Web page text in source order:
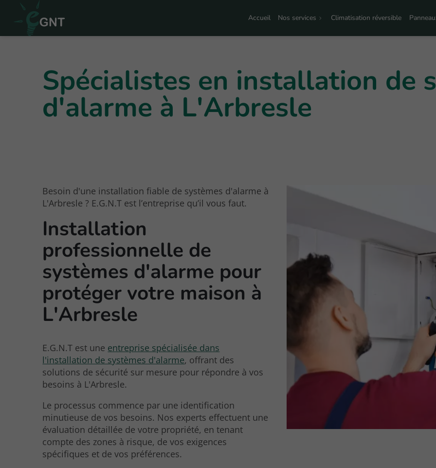
Accueil Nos services Climatisation réversible
Spécialistes en installation de
d'alarme à L'Arbresle
Besoin d'une installation fiable de systèmes d'alarme à
L'Arbresle ? E.G.N.T est l’entreprise qu’il vous faut.
Installation
professionnelle de
systèmes d'alarme pour
protéger votre maison à
L'Arbresle
E.G.N.T est une entreprise spécialisée dans
l'installation de systèmes d'alarme, offrant des
solutions de sécurité sur mesure pour répondre à vos
besoins à L'Arbresle.
Le processus commence par une identification
minutieuse de vos besoins. Nos experts effectuent une
évaluation détaillée de votre propriété, en tenant
compte des zones à risque, de vos exigences
spécifiques et de vos préférences.